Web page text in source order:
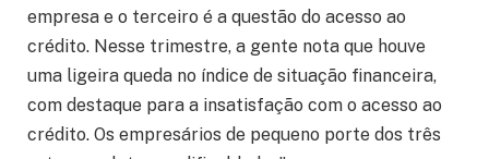
empresa e o terceiro é a questão do acesso ao
crédito. Nesse trimestre, a gente nota que houve
uma ligeira queda no índice de situação financeira,
com destaque para a insatisfação com o acesso ao
crédito. Os empresários de pequeno porte dos três